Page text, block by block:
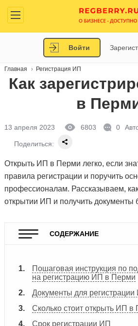
Войти
Главная Регистрация ИП
Как
в
13 апреля 2023 6803 0
Поделиться:
Открыть ИП в Перми легко, если
правила регистрации и поручить
профессионалам. Рассказываем,
открытии ИП и получить документы
СОДЕРЖАНИЕ
Пошаговая инструкция по
на регистрацию ИП в Перми
Документы для
Сколько стоит открыть ИП в
Срок регистрации ИП